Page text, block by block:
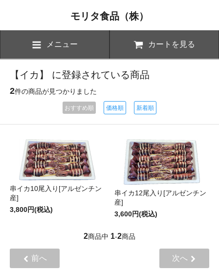
モリタ食品（株）
メニュー カートを見る
【イカ】 に登録されている商品
2件の商品が見つかりました
おすすめ順 価格順 新着順
串イカ10尾入り[アルゼンチン
産]
3,800円(税込)
串イカ12尾入り[アルゼンチン
産]
3,600円(税込)
2商品中 1-2商品
前へ 次へ